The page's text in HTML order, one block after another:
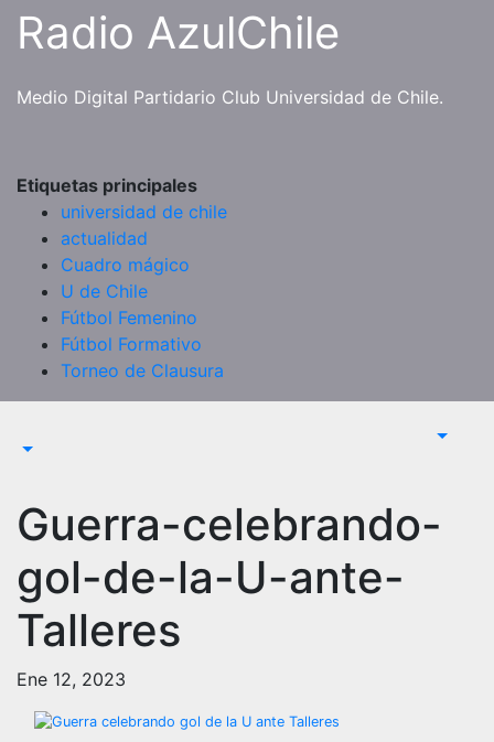
SaltarRadio AzulChile
Medio Digital Partidario Club Universidad de Chile.
Etiquetas principales
universidad de chile
actualidad
Cuadro mágico
U de Chile
Fútbol Femenino
Fútbol Formativo
Torneo de Clausura
Guerra-celebrando-
gol-de-la-U-ante-
Talleres
Ene 12, 2023